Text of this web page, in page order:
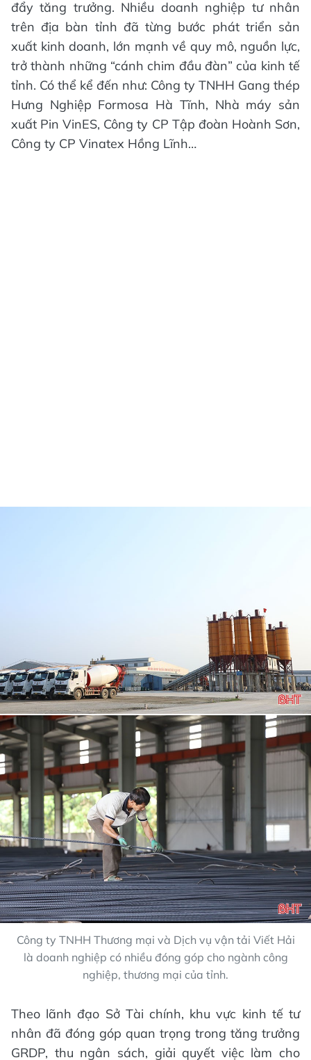
đẩy tăng trưởng. Nhiều doanh nghiệp tư nhân
trên địa bàn tỉnh đã từng bước phát triển sản
xuất kinh doanh, lớn mạnh về quy mô, nguồn lực,
trở thành những “cánh chim đầu đàn” của kinh tế
tỉnh. Có thể kể đến như: Công ty TNHH Gang thép
Hưng Nghiệp Formosa Hà Tĩnh, Nhà máy sản
xuất Pin VinES, Công ty CP Tập đoàn Hoành Sơn,
Công ty CP Vinatex Hồng Lĩnh…
Công ty TNHH Thương mại và Dịch vụ vận tải Viết Hải
là doanh nghiệp có nhiều đóng góp cho ngành công
nghiệp, thương mại của tỉnh.
Theo lãnh đạo Sở Tài chính, khu vực kinh tế tư
nhân đã đóng góp quan trọng trong tăng trưởng
GRDP, thu ngân sách, giải quyết việc làm cho